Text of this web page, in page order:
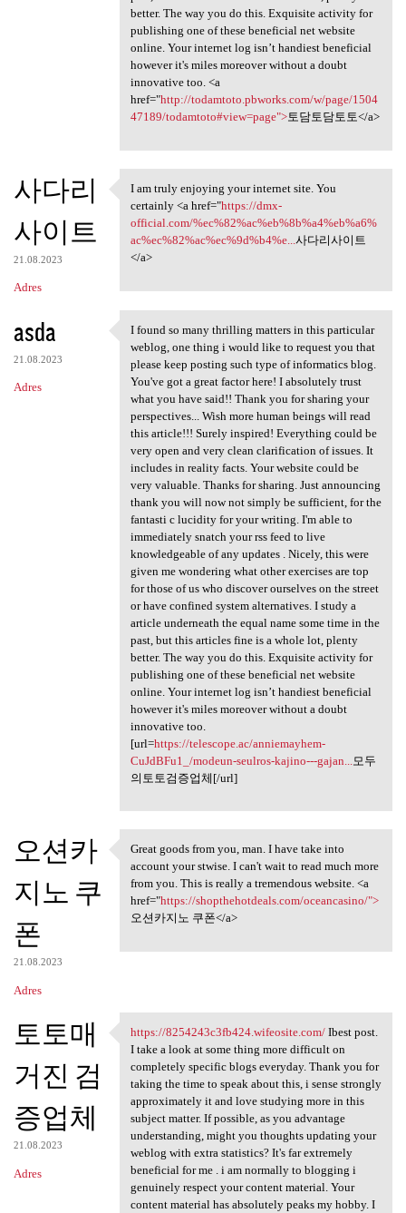
better. The way you do this. Exquisite activity for
publishing one of these beneficial net website
online. Your internet log isn’t handiest beneficial
however it's miles moreover without a doubt
innovative too. <a
href="http://todamtoto.pbworks.com/w/page/1504
47189/todamtoto#view=page">토담토담토토</a>
사다리
사이트
21.08.2023
Adres
I am truly enjoying your
I am truly enjoying your internet site. You
certainly <a href="https://dmx-
official.com/%ec%82%ac%eb%8b%a4%eb%a6%
ac%ec%82%ac%ec%9d%b4%e...사다리사이트
</a>
asda
21.08.2023
Adres
I found so many thrilling
I found so many thrilling matters in this particular
weblog, one thing i would like to request you that
please keep posting such type of informatics blog.
You've got a great factor here! I absolutely trust
what you have said!! Thank you for sharing your
perspectives... Wish more human beings will read
this article!!! Surely inspired! Everything could be
very open and very clean clarification of issues. It
includes in reality facts. Your website could be
very valuable. Thanks for sharing. Just announcing
thank you will now not simply be sufficient, for the
fantasti c lucidity for your writing. I'm able to
immediately snatch your rss feed to live
knowledgeable of any updates . Nicely, this were
given me wondering what other exercises are top
for those of us who discover ourselves on the street
or have confined system alternatives. I study a
article underneath the equal name some time in the
past, but this articles fine is a whole lot, plenty
better. The way you do this. Exquisite activity for
publishing one of these beneficial net website
online. Your internet log isn’t handiest beneficial
however it's miles moreover without a doubt
innovative too.
[url=https://telescope.ac/anniemayhem-
CuJdBFu1_/modeun-seulros-kajino---gajan...
모두
의토토검증업체[/url]
오션카
지노 쿠
폰
21.08.2023
Adres
Great goods from you, man. I
Great goods from you, man. I have take into
account your stwise. I can't wait to read much more
from you. This is really a tremendous website. <a
href="https://shopthehotdeals.com/oceancasino/">
오션카지노 쿠폰</a>
토토매
거진 검
증업체
21.08.2023
Adres
https://8254243c3fb424
https://8254243c3fb424.wifeosite.com/Ibest post.
I take a look at some thing more difficult on
completely specific blogs everyday. Thank you for
taking the time to speak about this, i sense strongly
approximately it and love studying more in this
subject matter. If possible, as you advantage
understanding, might you thoughts updating your
weblog with extra statistics? It's far extremely
beneficial for me . i am normally to blogging i
genuinely respect your content material. Your
content material has absolutely peaks my hobby. I